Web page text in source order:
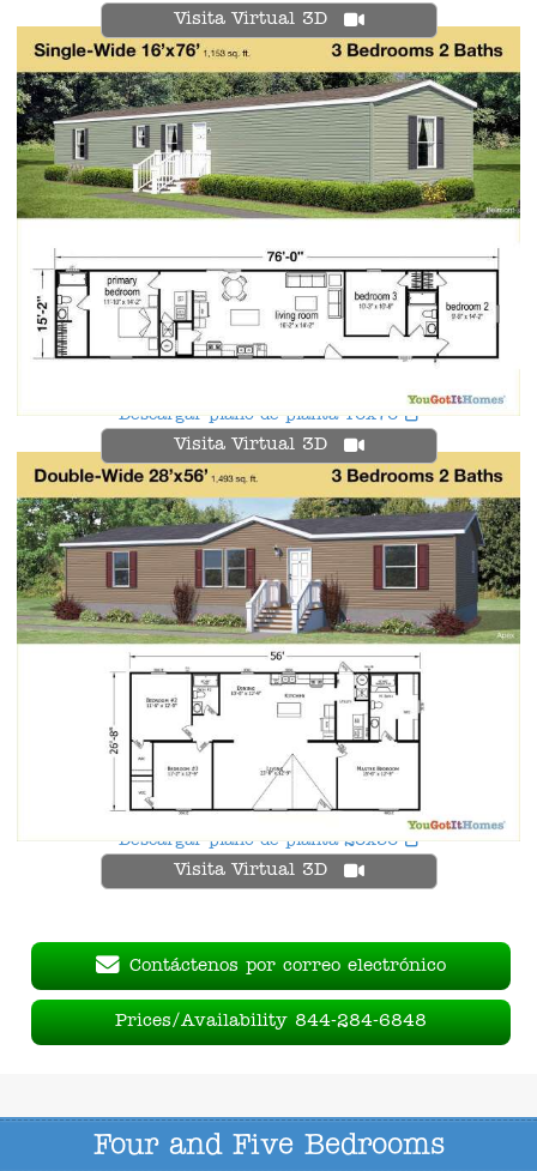
Visita Virtual 3D
Descargar plano de planta 16x76
Visita Virtual 3D
Descargar plano de planta 28x56
Visita Virtual 3D
Contáctenos por correo electrónico
Prices/Availability 844-284-6848
Four and Five Bedrooms